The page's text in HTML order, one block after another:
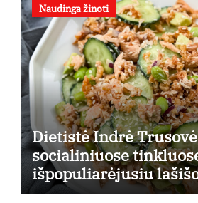
Naudinga žinoti
Dietistė Indrė
socialiniuose
išpopuliarėjusiu
receptu